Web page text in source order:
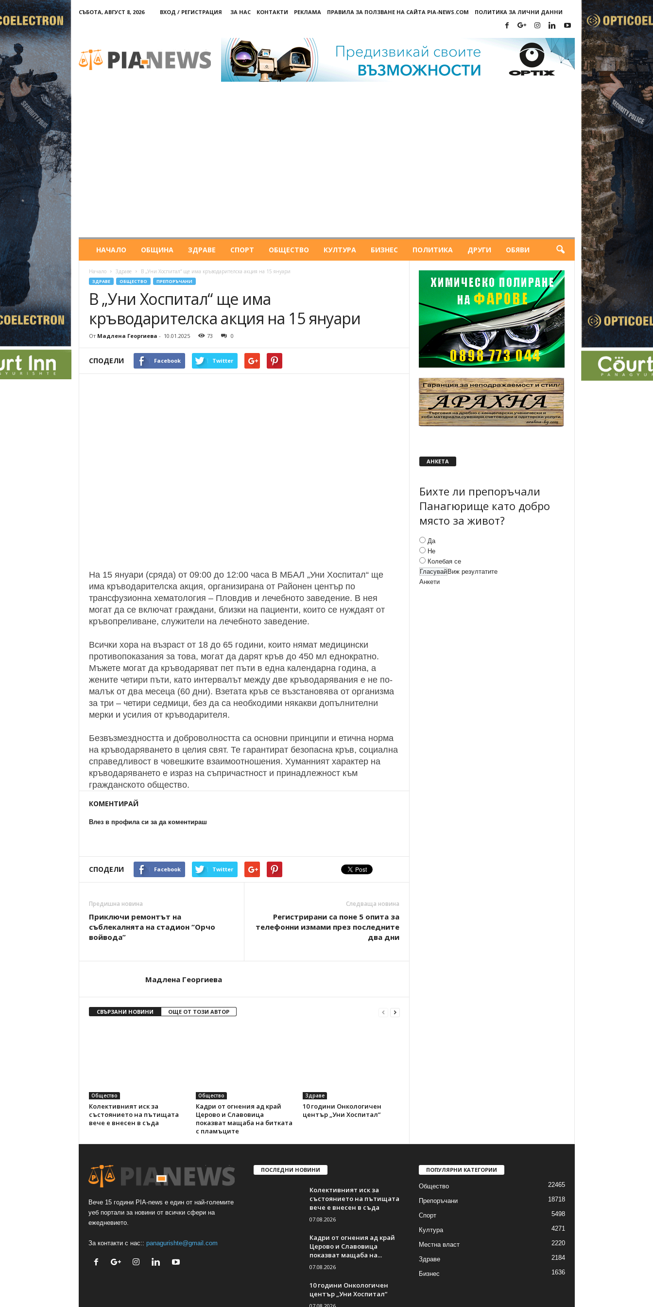
СЪБОТА, АВГУСТ 8, 2026 ВХОД / РЕГИСТРАЦИЯ ЗА НАС КОНТАКТИ РЕКЛАМА ПРАВИЛА ЗА ПОЛЗВАНЕ НА САЙТА PIA-NEWS.COM ПОЛИТИКА ЗА ЛИЧНИ ДАННИ
НАЧАЛО ОБЩИНА ЗДРАВЕ СПОРТ ОБЩЕСТВО КУЛТУРА БИЗНЕС ПОЛИТИКА ДРУГИ ОБЯВИ
Начало Здраве В „Уни Хоспитал“ ще има кръводарителска акция на 15 януари
ЗДРАВЕ ОБЩЕСТВО ПРЕПОРЪЧАНИ
В „Уни Хоспитал“ ще има
кръводарителска акция на 15 януари
От Мадлена Георгиева - 10.01.2025 73 0
СПОДЕЛИ Facebook Twitter
На 15 януари (сряда) от 09:00 до 12:00 часа В МБАЛ „Уни Хоспитал“ ще
има кръводарителска акция, организирана от Районен център по
трансфузионна хематология – Пловдив и лечебното заведение. В нея
могат да се включат граждани, близки на пациенти, които се нуждаят от
кръвопреливане, служители на лечебното заведение.
Всички хора на възраст от 18 до 65 години, които нямат медицински
противопоказания за това, могат да дарят кръв до 450 мл еднократно.
Мъжете могат да кръводаряват пет пъти в една календарна година, а
жените четири пъти, като интервалът между две кръводарявания е не по-
малък от два месеца (60 дни). Взетата кръв се възстановява от организма
за три – четири седмици, без да са необходими някакви допълнителни
мерки и усилия от кръводарителя.
Безвъзмездността и доброволността са основни принципи и етична норма
на кръводаряването в целия свят. Те гарантират безопасна кръв, социална
справедливост в човешките взаимоотношения. Хуманният характер на
кръводаряването е израз на съпричастност и принадлежност към
гражданското общество.
КОМЕНТИРАЙ
Влез в профила си за да коментираш
СПОДЕЛИ Facebook Twitter
Предишна новина
Приключи ремонтът на
съблекалнята на стадион “Орчо
войвода”
Следваща новина
Регистрирани са поне 5 опита за
телефонни измами през последните
два дни
Мадлена Георгиева
СВЪРЗАНИ НОВИНИ ОЩЕ ОТ ТОЗИ АВТОР
Общество
Колективният иск за
състоянието на пътищата
вече е внесен в съда
Общество
Кадри от огнения ад край
Церово и Славовица
показват мащаба на битката
с пламъците
Здраве
10 години Онкологичен
център „Уни Хоспитал“
АНКЕТА
Бихте ли препоръчали
Панагюрище като добро
място за живот?
Да
Не
Колебая се
Виж резултатите
Анкети
Вече 15 години PIA-news е един от най-големите
уеб портали за новини от всички сфери на
ежедневието.
За контакти с нас:: panagurishte@gmail.com
ПОСЛЕДНИ НОВИНИ
Колективният иск за
състоянието на пътищата
вече е внесен в съда
07.08.2026
Кадри от огнения ад край
Церово и Славовица
показват мащаба на...
07.08.2026
10 години Онкологичен
център „Уни Хоспитал“
ПОПУЛЯРНИ КАТЕГОРИИ
Общество 22465
Препоръчани 18718
Спорт 5498
Култура 4271
Местна власт 2220
Здраве 2184
Бизнес 1636